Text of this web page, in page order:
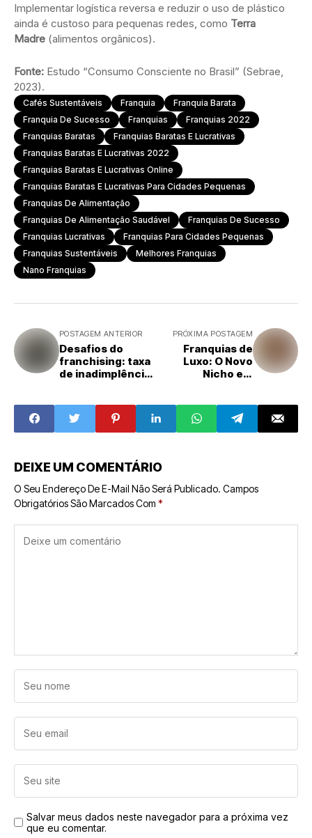
Implementar logística reversa e reduzir o uso de plástico
ainda é custoso para pequenas redes, como Terra
Madre (alimentos orgânicos).
Fonte: Estudo “Consumo Consciente no Brasil” (Sebrae,
2023).
Cafés Sustentáveis Franquia
Franquia Barata
Franquia De Sucesso
Franquias
Franquias 2022
Franquias Baratas
Franquias Baratas E Lucrativas
Franquias Baratas E Lucrativas 2022
Franquias Baratas E Lucrativas Online
Franquias Baratas E Lucrativas Para Cidades Pequenas
Franquias De Alimentação
Franquias De Alimentação Saudável
Franquias De Sucesso
Franquias Lucrativas
Franquias Para Cidades Pequenas
Franquias Sustentáveis
Melhores Franquias
Nano Franquias
POSTAGEM ANTERIOR
Desafios do
franchising: taxa
de inadimplência
Serasa
PRÓXIMA POSTAGEM
Franquias de
Luxo: O Novo
Nicho em
DEIXE UM COMENTÁRIO
O Seu Endereço De E-Mail Não Será Publicado. Campos
Obrigatórios São Marcados Com *
Salvar meus dados neste navegador para a próxima vez
que eu comentar.